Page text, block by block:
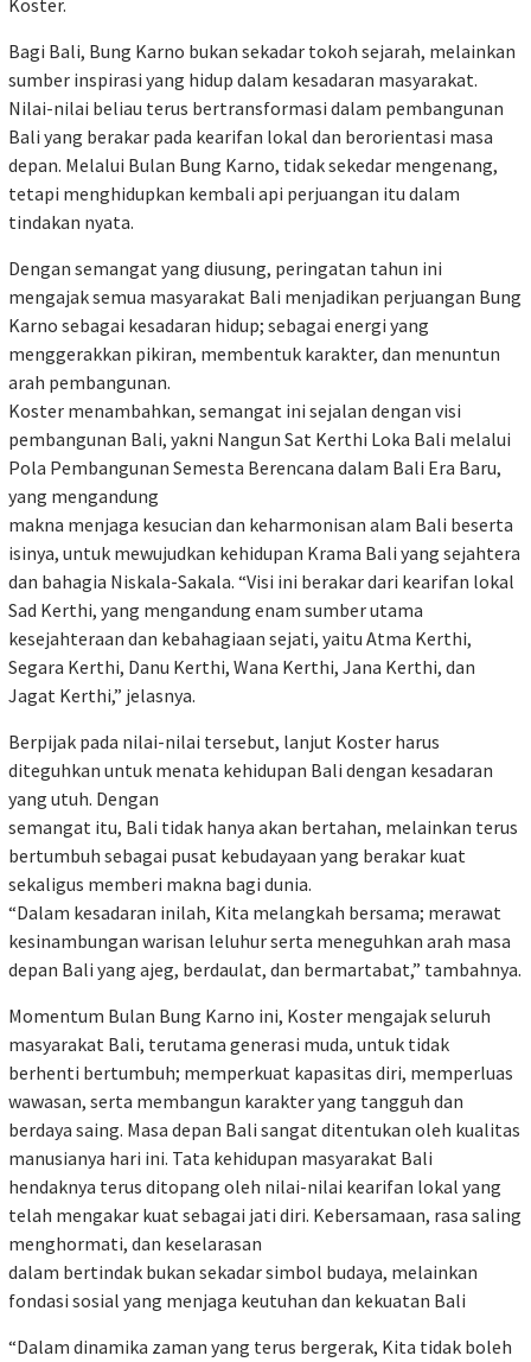
Koster.
Bagi Bali, Bung Karno bukan sekadar tokoh sejarah, melainkan
sumber inspirasi yang hidup dalam kesadaran masyarakat.
Nilai-nilai beliau terus bertransformasi dalam pembangunan
Bali yang berakar pada kearifan lokal dan berorientasi masa
depan. Melalui Bulan Bung Karno, tidak sekedar mengenang,
tetapi menghidupkan kembali api perjuangan itu dalam
tindakan nyata.
Dengan semangat yang diusung, peringatan tahun ini
mengajak semua masyarakat Bali menjadikan perjuangan Bung
Karno sebagai kesadaran hidup; sebagai energi yang
menggerakkan pikiran, membentuk karakter, dan menuntun
arah pembangunan.
Koster menambahkan, semangat ini sejalan dengan visi
pembangunan Bali, yakni Nangun Sat Kerthi Loka Bali melalui
Pola Pembangunan Semesta Berencana dalam Bali Era Baru,
yang mengandung
makna menjaga kesucian dan keharmonisan alam Bali beserta
isinya, untuk mewujudkan kehidupan Krama Bali yang sejahtera
dan bahagia Niskala-Sakala. “Visi ini berakar dari kearifan lokal
Sad Kerthi, yang mengandung enam sumber utama
kesejahteraan dan kebahagiaan sejati, yaitu Atma Kerthi,
Segara Kerthi, Danu Kerthi, Wana Kerthi, Jana Kerthi, dan
Jagat Kerthi,” jelasnya.
Berpijak pada nilai-nilai tersebut, lanjut Koster harus
diteguhkan untuk menata kehidupan Bali dengan kesadaran
yang utuh. Dengan
semangat itu, Bali tidak hanya akan bertahan, melainkan terus
bertumbuh sebagai pusat kebudayaan yang berakar kuat
sekaligus memberi makna bagi dunia.
“Dalam kesadaran inilah, Kita melangkah bersama; merawat
kesinambungan warisan leluhur serta meneguhkan arah masa
depan Bali yang ajeg, berdaulat, dan bermartabat,” tambahnya.
Momentum Bulan Bung Karno ini, Koster mengajak seluruh
masyarakat Bali, terutama generasi muda, untuk tidak
berhenti bertumbuh; memperkuat kapasitas diri, memperluas
wawasan, serta membangun karakter yang tangguh dan
berdaya saing. Masa depan Bali sangat ditentukan oleh kualitas
manusianya hari ini. Tata kehidupan masyarakat Bali
hendaknya terus ditopang oleh nilai-nilai kearifan lokal yang
telah mengakar kuat sebagai jati diri. Kebersamaan, rasa saling
menghormati, dan keselarasan
dalam bertindak bukan sekadar simbol budaya, melainkan
fondasi sosial yang menjaga keutuhan dan kekuatan Bali
“Dalam dinamika zaman yang terus bergerak, Kita tidak boleh